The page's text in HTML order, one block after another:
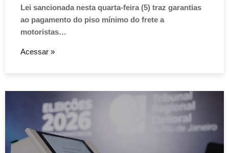
Aviso de Cookies!
Este website utiliza Cookies. Usamos cookies, garantindo
Lei sancionada nesta quarta-feira (5) traz garantias
ao pagamento do piso mínimo do frete a
motoristas…
Acessar »